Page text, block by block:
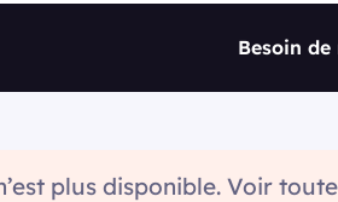
Besoin
plus disponible. Voir